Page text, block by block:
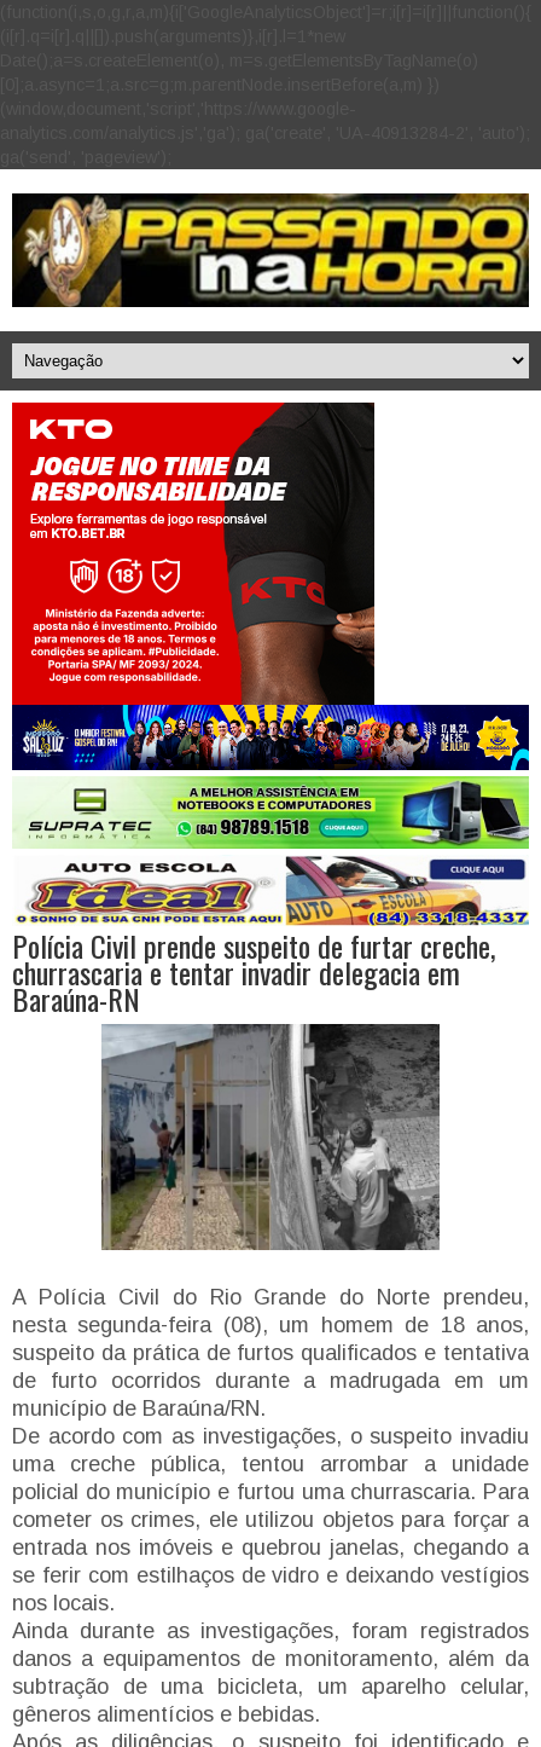
Jogue com responsabilidade. 18+
Polícia Civil prende suspeito de furtar creche,
churrascaria e tentar invadir delegacia em
Baraúna-RN
A Polícia Civil do Rio Grande do Norte prendeu,
nesta segunda-feira (08), um homem de 18 anos,
suspeito da prática de furtos qualificados e tentativa
de furto ocorridos durante a madrugada em um
município de Baraúna/RN.
De acordo com as investigações, o suspeito invadiu
uma creche pública, tentou arrombar a unidade
policial do município e furtou uma churrascaria. Para
cometer os crimes, ele utilizou objetos para forçar a
entrada nos imóveis e quebrou janelas, chegando a
se ferir com estilhaços de vidro e deixando vestígios
nos locais.
Ainda durante as investigações, foram registrados
danos a equipamentos de monitoramento, além da
subtração de uma bicicleta, um aparelho celular,
gêneros alimentícios e bebidas.
Após as diligências, o suspeito foi identificado e